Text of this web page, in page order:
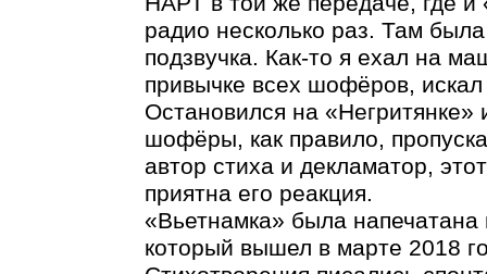
радио несколько раз. Там
подзвучка. Как-то я ехал на
привычке всех шофёров,
Остановился на «Негритянке»
шофёры, как правило,
автор стиха и декламатор,
приятна его реакция.
«Вьетнамка» была
который вышел в марте 2018